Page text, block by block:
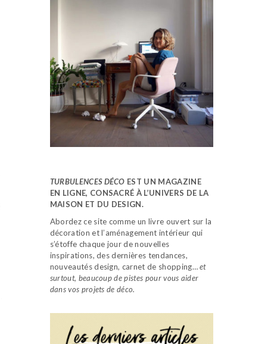
TURBULENCES DÉCO EST UN MAGAZINE
EN LIGNE, CONSACRÉ À L’UNIVERS DE LA
MAISON ET DU DESIGN.
Abordez ce site comme un livre ouvert sur la
décoration et l’aménagement intérieur qui
s’étoffe chaque jour de nouvelles
inspirations, des dernières tendances,
nouveautés design, carnet de shopping…et
surtout, beaucoup de pistes pour vous aider
dans vos projets de déco.